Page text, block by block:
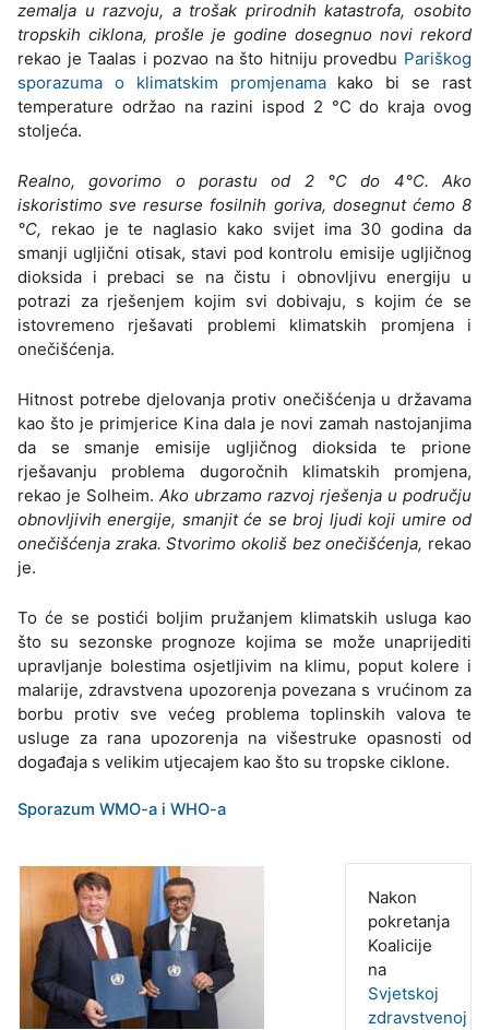
zemalja u razvoju, a trošak prirodnih katastrofa, osobito
tropskih ciklona, prošle je godine dosegnuo novi rekord
rekao je Taalas i pozvao na što hitniju provedbu Pariškog
sporazuma o klimatskim promjenamakako bi se rast
temperature održao na razini ispod 2 °C do kraja ovog
stoljeća.
Realno, govorimo o porastu od 2 °C do 4°C. Ako
iskoristimo sve resurse fosilnih goriva, dosegnut ćemo 8
°C, rekao je te naglasio kako svijet ima 30 godina da
smanji ugljični otisak, stavi pod kontrolu emisije ugljičnog
dioksida i prebaci se na čistu i obnovljivu energiju u
potrazi za rješenjem kojim svi dobivaju, s kojim će se
istovremeno rješavati problemi klimatskih promjena i
onečišćenja.
Hitnost potrebe djelovanja protiv onečišćenja u državama
kao što je primjerice Kina dala je novi zamah nastojanjima
da se smanje emisije ugljičnog dioksida te prione
rješavanju problema dugoročnih klimatskih promjena,
rekao je Solheim. Ako ubrzamo razvoj rješenja u području
obnovljivih energije, smanjit će se broj ljudi koji umire od
onečišćenja zraka. Stvorimo okoliš bez onečišćenja, rekao
je.
To će se postići boljim pružanjem klimatskih usluga kao
što su sezonske prognoze kojima se može unaprijediti
upravljanje bolestima osjetljivim na klimu, poput kolere i
malarije, zdravstvena upozorenja povezana s vrućinom za
borbu protiv sve većeg problema toplinskih valova te
usluge za rana upozorenja na višestruke opasnosti od
događaja s velikim utjecajem kao što su tropske ciklone.
Sporazum WMO-a i WHO-a
Nakon
pokretanja
Koalicije
na
Svjetskoj
zdravstvenoj